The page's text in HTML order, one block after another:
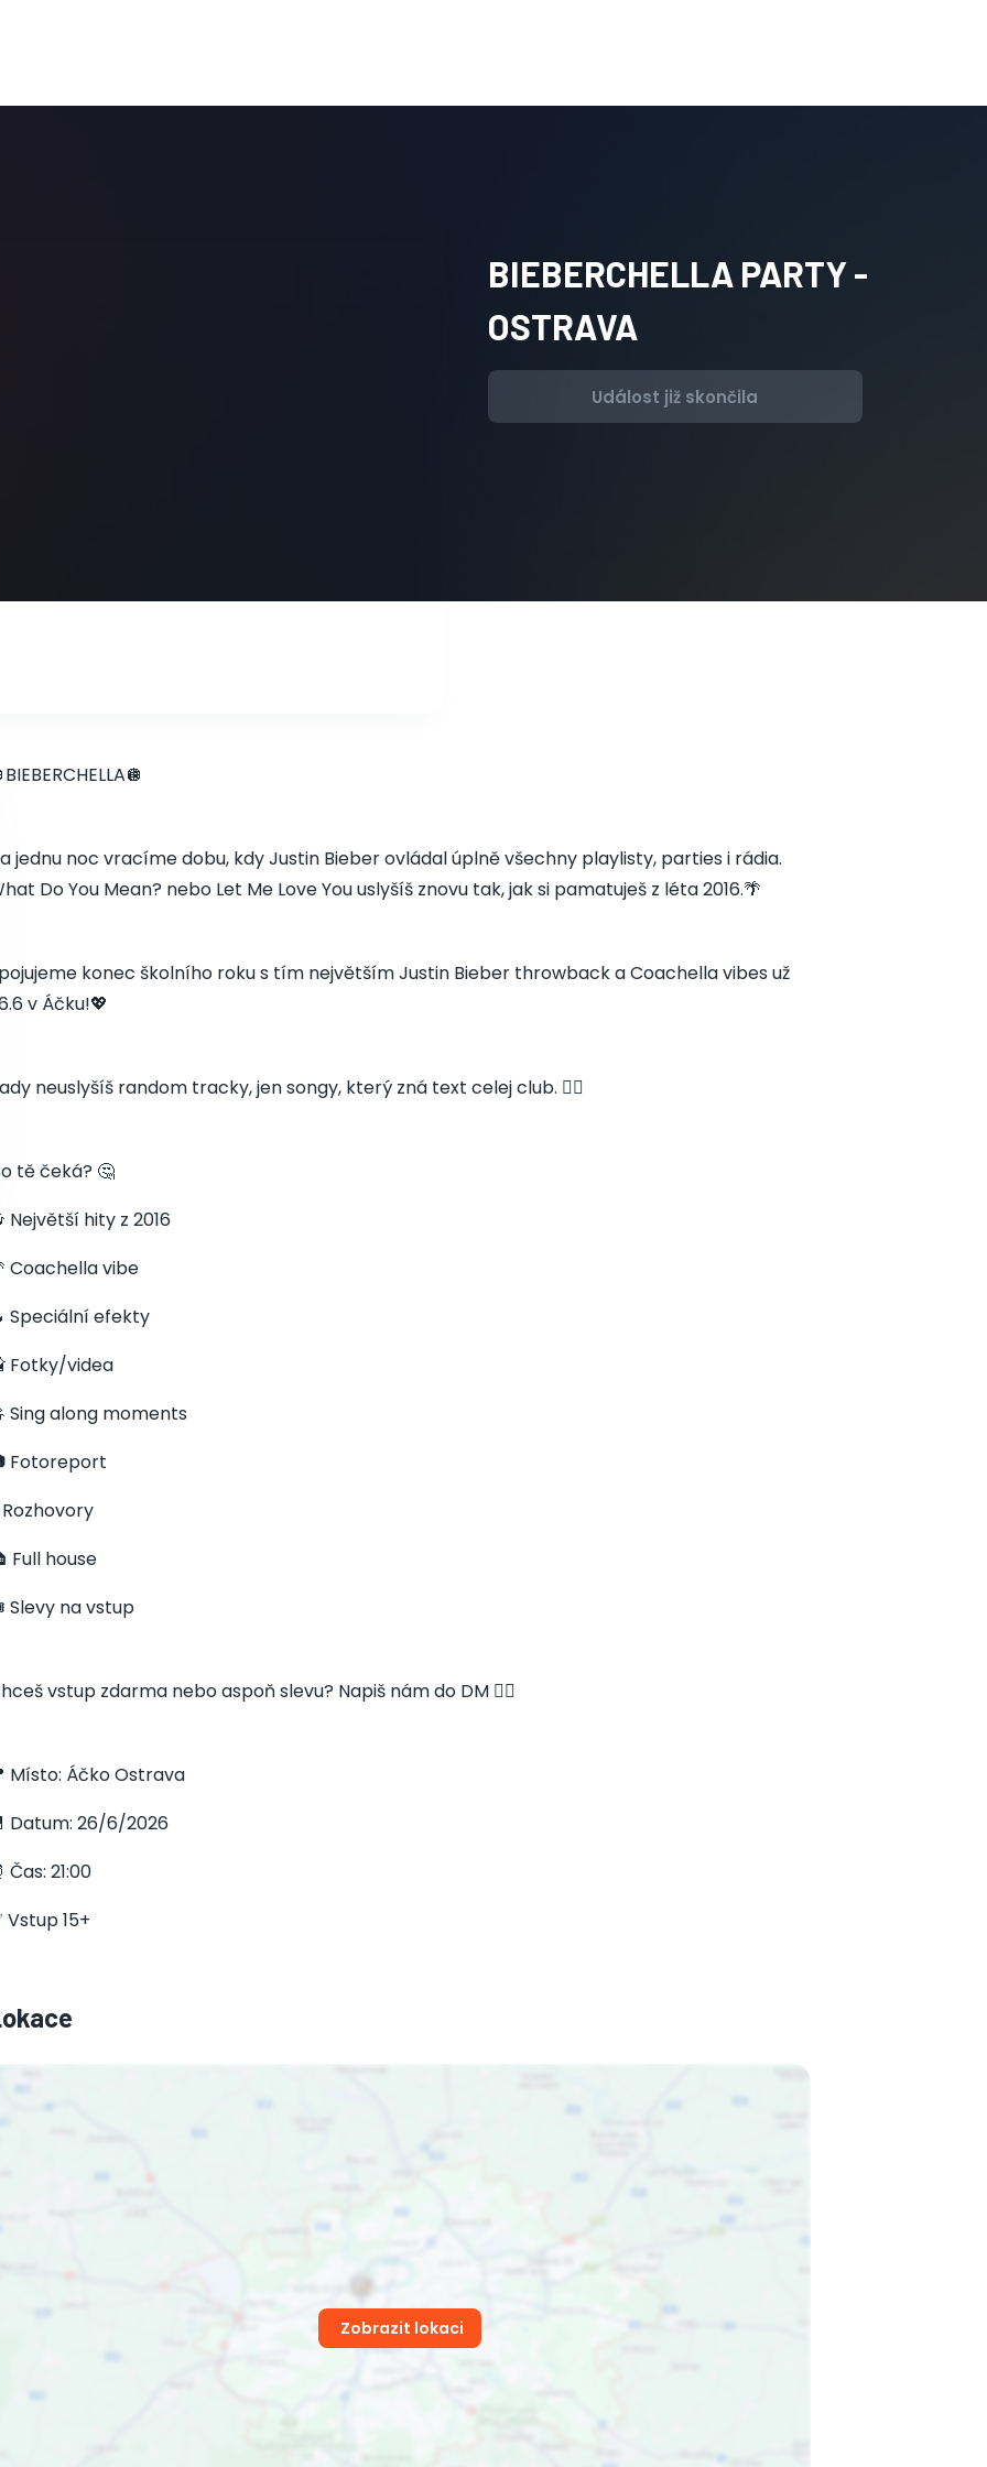
BIEBERCHELLA PARTY -
OSTRAVA
Událost již skončila
jednu noc vracíme dobu, kdy Justin Bieber ovládal úplně všechny playlisty, parties i rádia.
Do You Mean? nebo Let Me Love You uslyšíš znovu tak, jak si pamatuješ z léta 2016.🌴
konec školního roku s tím největším Justin Bieber throwback a Coachella vibes už
v Áčku!💖
neuslyšíš random tracky, jen songy, který zná text celej club. 👇🏻
tě čeká? 🤔
Největší hity z 2016
Coachella vibe
Speciální efekty
Fotky/videa
Sing along moments
Fotoreport
Full house
Slevy na vstup
vstup zdarma nebo aspoň slevu? Napiš nám do DM 👇🏻
Místo: Áčko Ostrava
Datum: 26/6/2026
Čas: 21:00
Vstup 15+
Zobrazit lokaci